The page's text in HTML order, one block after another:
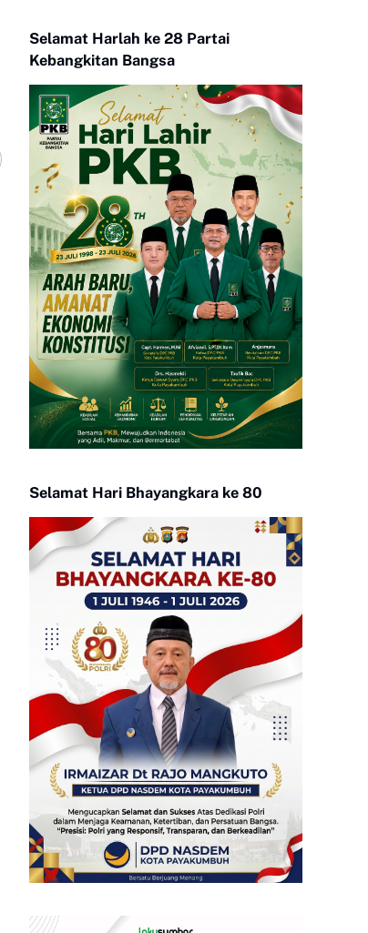
Selamat Harlah ke 28 Partai
Kebangkitan Bangsa
Selamat Hari Bhayangkara ke 80